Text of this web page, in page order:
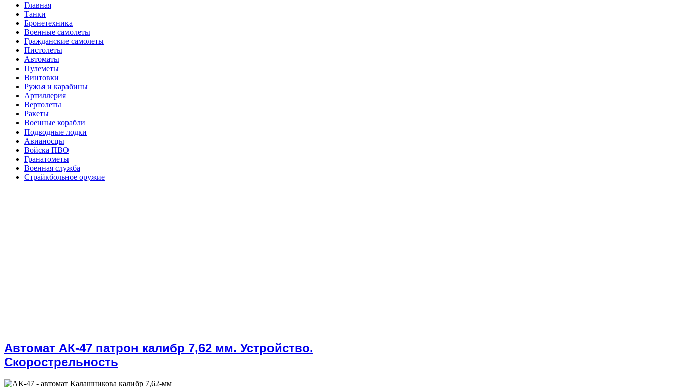
Главная
Танки
Бронетехника
Военные самолеты
Гражданские самолеты
Пистолеты
Автоматы
Пулеметы
Винтовки
Ружья и карабины
Артиллерия
Вертолеты
Ракеты
Военные корабли
Подводные лодки
Авианосцы
Войска ПВО
Гранатометы
Военная служба
Страйкбольное оружие
Автомат АК-47 патрон калибр 7,62 мм. Устройство.
Скорострельность